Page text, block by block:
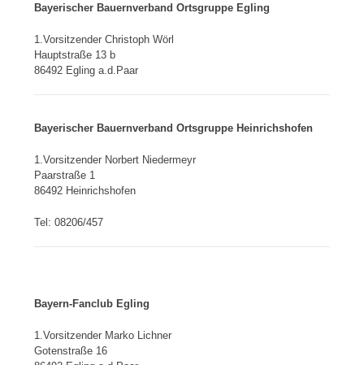
Bayerischer Bauernverband Ortsgruppe Egling
1.Vorsitzender Christoph Wörl
Hauptstraße 13 b
86492 Egling a.d.Paar
Bayerischer Bauernverband Ortsgruppe Heinrichshofen
1.Vorsitzender Norbert Niedermeyr
Paarstraße 1
86492 Heinrichshofen
Tel: 08206/457
Bayern-Fanclub Egling
1.Vorsitzender Marko Lichner
Gotenstraße 16